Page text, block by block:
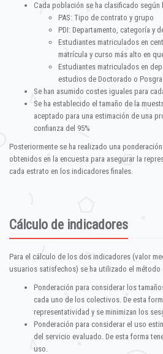
Cada población se ha clasificado
PAS: Tipo de contrato y grupo
PDI: Departamento, categoría y
Estudiantes matriculados en
matrícula y curso más alto en
Estudiantes matriculados en
estudios de Doctorado o
Se han asumido costes iguales para
Se ha establecido el tamaño de la
aceptado para una estimación de una
confianza del 95%
Posteriormente se ha realizado una
obtenidos en la encuesta para asegurar la
cada estrato en los indicadores finales.
Cálculo de indicadores
Para el cálculo de los dos indicadores (valor
usuarios satisfechos) se ha utilizado el método
Ponderación para considerar los
cada uno de los colectivos. De esta
representatividad y se minimizan los
Ponderación para considerar el uso
del servicio evaluado. De esta forma
uso.